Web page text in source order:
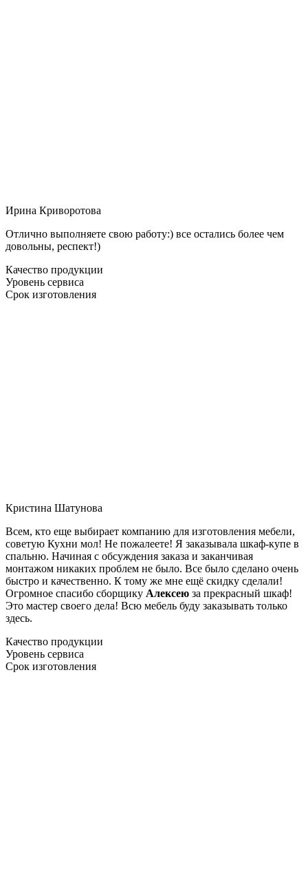
Ирина Криворотова
Отлично выполняете свою работу:) все остались более чем
довольны, респект!)
Качество продукции
Уровень сервиса
Срок изготовления
Кристина Шатунова
Всем, кто еще выбирает компанию для изготовления мебели,
советую Кухни мол! Не пожалеете! Я заказывала шкаф-купе в
спальню. Начиная с обсуждения заказа и заканчивая
монтажом никаких проблем не было. Все было сделано очень
быстро и качественно. К тому же мне ещё скидку сделали!
Огромное спасибо сборщику Алексею за прекрасный шкаф!
Это мастер своего дела! Всю мебель буду заказывать только
здесь.
Качество продукции
Уровень сервиса
Срок изготовления